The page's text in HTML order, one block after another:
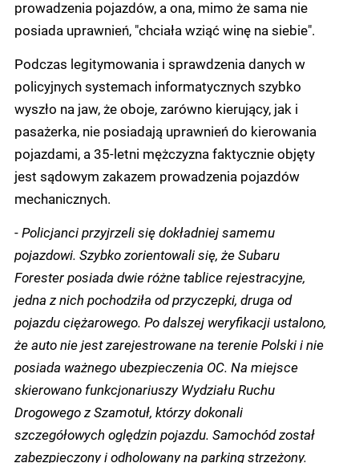
prowadzenia pojazdów, a ona, mimo że sama nie
posiada uprawnień, "chciała wziąć winę na siebie".
Podczas legitymowania i sprawdzenia danych w
policyjnych systemach informatycznych szybko
wyszło na jaw, że oboje, zarówno kierujący, jak i
pasażerka, nie posiadają uprawnień do kierowania
pojazdami, a 35-letni mężczyzna faktycznie objęty
jest sądowym zakazem prowadzenia pojazdów
mechanicznych.
-Policjanci przyjrzeli się dokładniej samemu
pojazdowi. Szybko zorientowali się, że Subaru
Forester posiada dwie różne tablice rejestracyjne,
jedna z nich pochodziła od przyczepki, druga od
pojazdu ciężarowego. Po dalszej weryfikacji ustalono,
że auto nie jest zarejestrowane na terenie Polski i nie
posiada ważnego ubezpieczenia OC. Na miejsce
skierowano funkcjonariuszy Wydziału Ruchu
Drogowego z Szamotuł, którzy dokonali
szczegółowych oględzin pojazdu. Samochód został
zabezpieczony i odholowany na parking strzeżony.